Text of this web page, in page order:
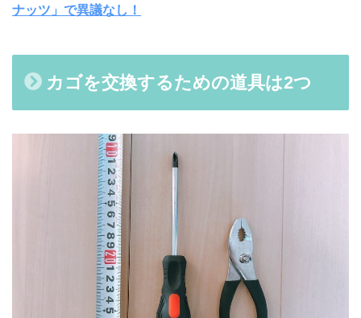
ナッツ」で異議なし！
カゴを交換するための道具は2つ